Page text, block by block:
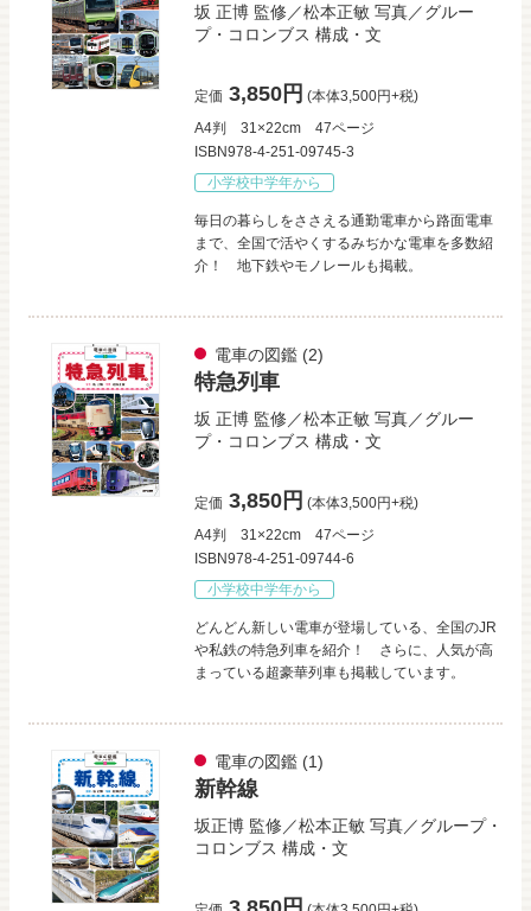
坂 正博 監修／松本正敏 写真／グルー
プ・コロンブス 構成・文
定価 3,850円 (本体3,500円+税)
A4判
31×22cm
47ページ
ISBN978-4-251-09745-3
小学校中学年から
毎日の暮らしをささえる通勤電車から路面電車
まで、全国で活やくするみぢかな電車を多数紹
介！ 地下鉄やモノレールも掲載。
電車の図鑑(2)
特急列車
坂 正博 監修／松本正敏 写真／グルー
プ・コロンブス 構成・文
定価 3,850円 (本体3,500円+税)
A4判
31×22cm
47ページ
ISBN978-4-251-09744-6
小学校中学年から
どんどん新しい電車が登場している、全国のJR
や私鉄の特急列車を紹介！ さらに、人気が高
まっている超豪華列車も掲載しています。
電車の図鑑(1)
新幹線
坂正博 監修／松本正敏 写真／グループ・
コロンブス 構成・文